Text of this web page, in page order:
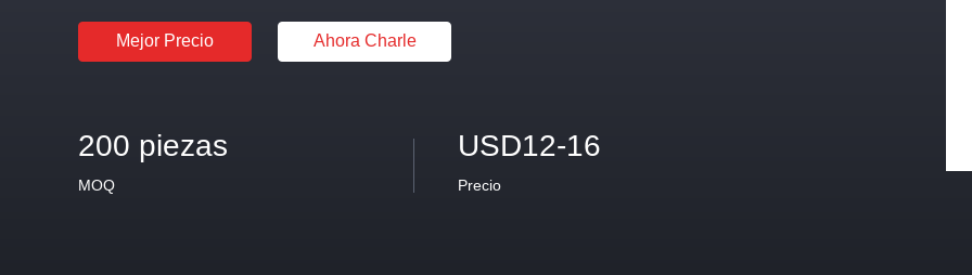
Mejor Precio Ahora Charle
200 piezas
MOQ
USD12-16
Precio